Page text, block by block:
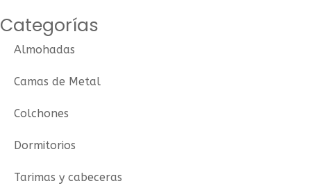
Categorías
Almohadas
Camas de Metal
Colchones
Dormitorios
Tarimas y cabeceras